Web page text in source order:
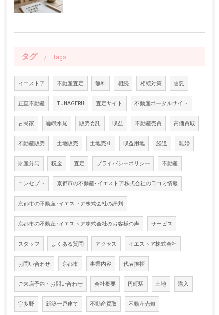
タグ Tags
イエストア 不動産査定 無料 相続 相続対策 信託
正直不動産 TUNAGERU 査定サイト 不動産ポータルサイト
古民家 嵯峨水尾 販売委託 収益 不動産売買 高価買取
不動産販売 土地販売 土地売り 収益用地 経道 離婚
財産分与 税金 査定 プライバシーポリシー 不動産
コンセプト 京都市の不動産･イエストア株式会社の口コミ情報
京都市の不動産･イエストア株式会社の評判
京都市の不動産･イエストア株式会社のお客様の声 サービス
スタッフ よくある質問 アクセス イエストア株式会社
お問い合わせ 京都市 事業内容 代表挨拶
ご来店予約・お問い合わせ 会社概要 円町駅 土地 購入
宇多野 新築一戸建て 不動産買取 不動産売却